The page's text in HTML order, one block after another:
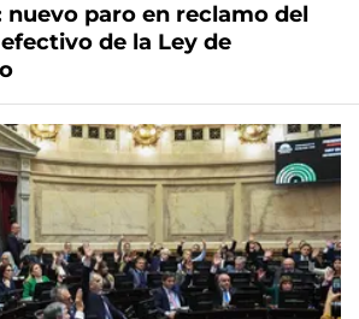
nuevo paro en reclamo del
de la Ley de